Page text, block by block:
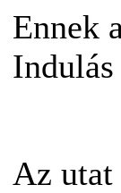
Ennek
Az